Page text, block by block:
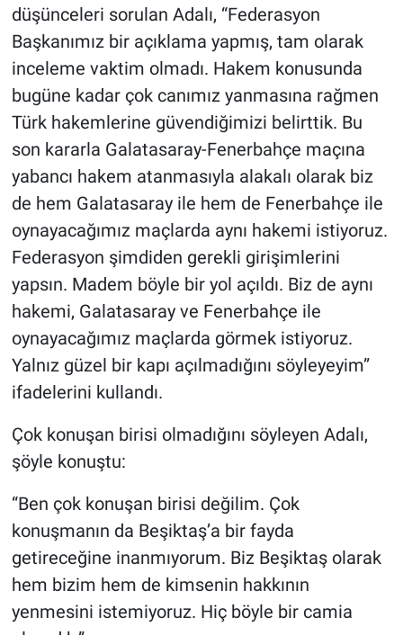
düşünceleri sorulan Adalı, “Federasyon
Başkanımız bir açıklama yapmış, tam olarak
inceleme vaktim olmadı. Hakem konusunda
bugüne kadar çok canımız yanmasına rağmen
Türk hakemlerine güvendiğimizi belirttik. Bu
son kararla Galatasaray-Fenerbahçe maçına
yabancı hakem atanmasıyla alakalı olarak biz
de hem Galatasaray ile hem de Fenerbahçe ile
oynayacağımız maçlarda aynı hakemi istiyoruz.
Federasyon şimdiden gerekli girişimlerini
yapsın. Madem böyle bir yol açıldı. Biz de aynı
hakemi, Galatasaray ve Fenerbahçe ile
oynayacağımız maçlarda görmek istiyoruz.
Yalnız güzel bir kapı açılmadığını söyleyeyim”
ifadelerini kullandı.
Çok konuşan birisi olmadığını söyleyen Adalı,
şöyle konuştu:
“Ben çok konuşan birisi değilim. Çok
konuşmanın da Beşiktaş’a bir fayda
getireceğine inanmıyorum. Biz Beşiktaş olarak
hem bizim hem de kimsenin hakkının
yenmesini istemiyoruz. Hiç böyle bir camia
Teknoloji
Türkiye'nin Geleceği
Türkiye'nin Gündemi
Yerel Gündem
Yerel Yaşam
Canlı Yayın